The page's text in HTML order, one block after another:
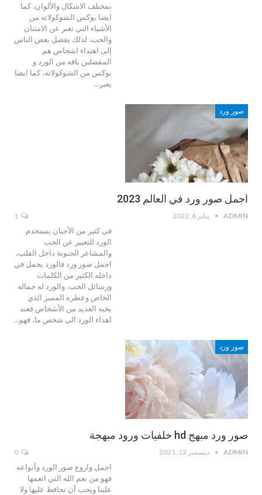
بمختلف الاشكال والألوان، كما
ايضا بوكس الشوكولاته من
الأشياء التي تعبر عن الامتنان
والحب، لذلك يفضل بعض الناس
إلى اهتداء اشخاص هم
المفضلين باقه من الورد و
بوكس من الشوكولاته، كما ايضا
يعبر…
صور ورد
اجمل صور ورد في العالم 2023
ADMIN يناير 6, 2022
في كثير من الأحيان يستخدم
الورد للتعبير عن الحب
والمشاعر الحنونة داخل القلب،
اجمل صور ورد فالورد يحمل في
داخله الكثير من الكلمات
ورسائل الحب، والورد له جماله
الخاص وعطره المميز الذي
يحبه العديد من الأشخاص فعند
اهداء الورد الى شخص ما، فهو…
صور ورد
صور ورد مبهج hd خلفيات ورود مبهجة
ADMIN ديسمبر 13, 2021
اجمل واروع صور الورد وأنواعه
فهو من نعم الله التي انعمها
علينا ويجب أن نحافظ عليها ولا